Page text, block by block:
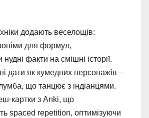
додають веселощів:
для формул,
факти на смішні історії.
дати як кумедних персонажів –
що танцює з індіанцями.
картки з Anki, що
spaced repetition, оптимізуючи